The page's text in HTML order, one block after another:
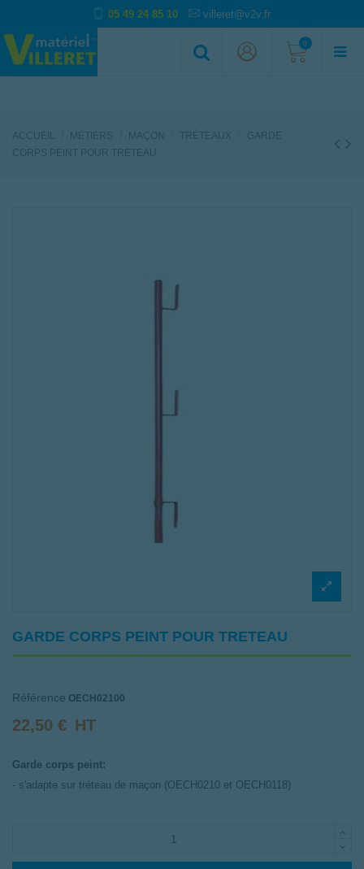
05 49 24 85 10 villeret@v2v.fr
0
ACCUEIL MÉTIERS MAÇON TRÉTEAUX
GARDE
CORPS PEINT POUR TRETEAU
GARDE CORPS PEINT POUR TRETEAU
Référence OECH02100
22,50 € HT
Garde corps peint:
- s'adapte sur tréteau de maçon (OECH0210 et OECH0118)